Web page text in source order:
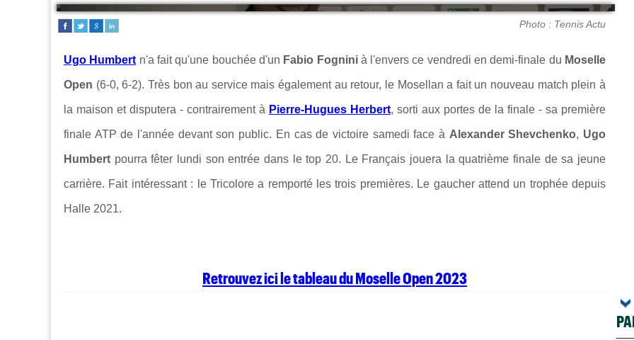
Photo : Tennis Actu
Ugo Humbert n'a fait qu'une bouchée d'un Fabio Fogninià l'envers ce vendredi en demi-finale du Moselle
Open (6-0, 6-2). Très bon au service mais également au retour, le Mosellan a fait un nouveau match plein à
la maison et disputera - contrairement à Pierre-Hugues Herbert, sorti aux portes de la finale - sa première
finale ATP de l'année devant son public. En cas de victoire samedi face à Alexander Shevchenko, Ugo
Humbert pourra fêter lundi son entrée dans le top 20. Le Français jouera la quatrième finale de sa jeune
carrière. Fait intéressant : le Tricolore a remporté les trois premières. Le gaucher attend un trophée depuis
Halle 2021.
Retrouvez ici le tableau du Moselle Open 2023